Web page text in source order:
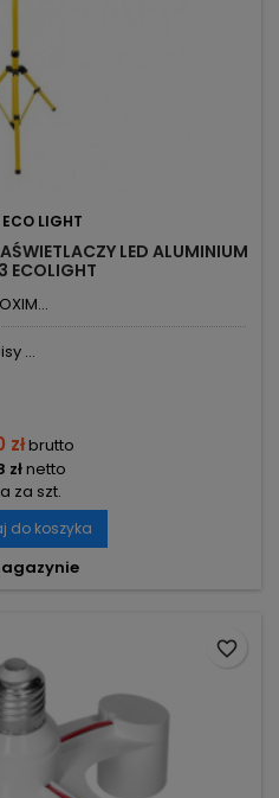
ECO LIGHT
LED ALUMINIUM
ECOLIGHT
...
złbrutto
złnetto
za szt.
do koszyka
favorite_border